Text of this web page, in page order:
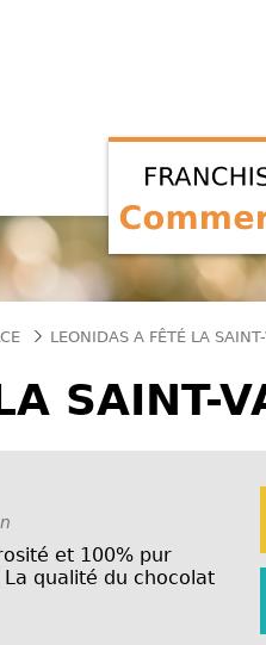
LEONIDAS A FÊTÉ LA
SAINT-
et 100% pur
qualité du chocolat